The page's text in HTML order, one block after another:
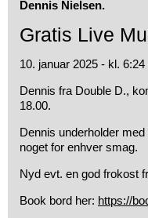
Dennis Nielsen.
Gratis Live
10. januar 2025 - kl.
Dennis fra Double D.,
18.00.
Dennis underholder
noget for enhver smag.
Nyd evt. en god frokost
Book bord her: https://